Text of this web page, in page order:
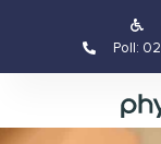
Poll: